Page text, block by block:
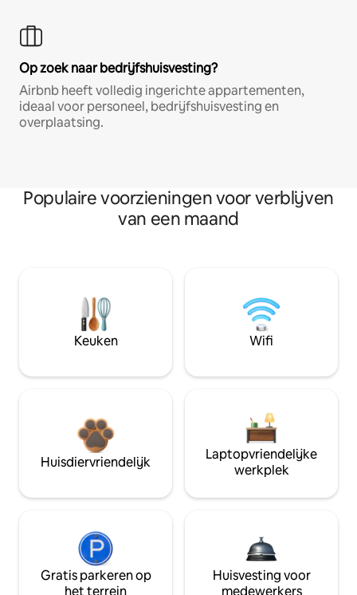
Op zoek naar bedrijfshuisvesting?
Airbnb heeft volledig ingerichte appartementen,
ideaal voor personeel, bedrijfshuisvesting en
overplaatsing.
Populaire voorzieningen voor verblijven
van een maand
Keuken Wifi
Huisdiervriendelijk
Laptopvriendelijke
werkplek
Gratis parkeren op
het terrein
Huisvesting voor
medewerkers